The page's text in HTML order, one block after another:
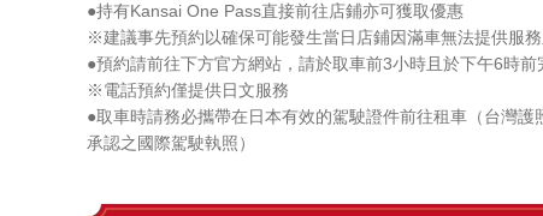
●持有Kansai One Pass直接前往店鋪亦可獲取優惠
※建議事先預約以確保可能發生當日店鋪因滿車無法提供服
●預約請前往下方官方網站，請於取車前3小時且於下午6時前
※電話預約僅提供日文服務
●取車時請務必攜帶在日本有效的駕駛證件前往租車（台灣
承認之國際駕駛執照）